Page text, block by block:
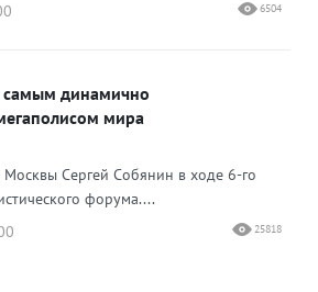
6504
самым динамично
мира
Сергей Собянин в ходе 6-го
форума....
25818